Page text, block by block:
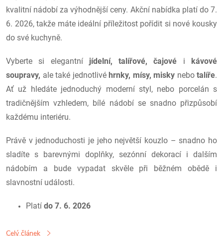
kvalitní nádobí za výhodnější ceny. Akční nabídka platí do 7.
6. 2026, takže máte ideální příležitost pořídit si nové kousky
do své kuchyně.
Vyberte si elegantní jídelní, talířové, čajové i kávové
soupravy, ale také jednotlivé hrnky, mísy, misky nebotalíře.
Ať už hledáte jednoduchý moderní styl, nebo porcelán s
tradičnějším vzhledem, bílé nádobí se snadno přizpůsobí
každému interiéru.
Právě v jednoduchosti je jeho největší kouzlo – snadno ho
sladíte s barevnými doplňky, sezónní dekorací i dalším
nádobím a bude vypadat skvěle při běžném obědě i
slavnostní události.
Platí do 7. 6. 2026
Celý článek